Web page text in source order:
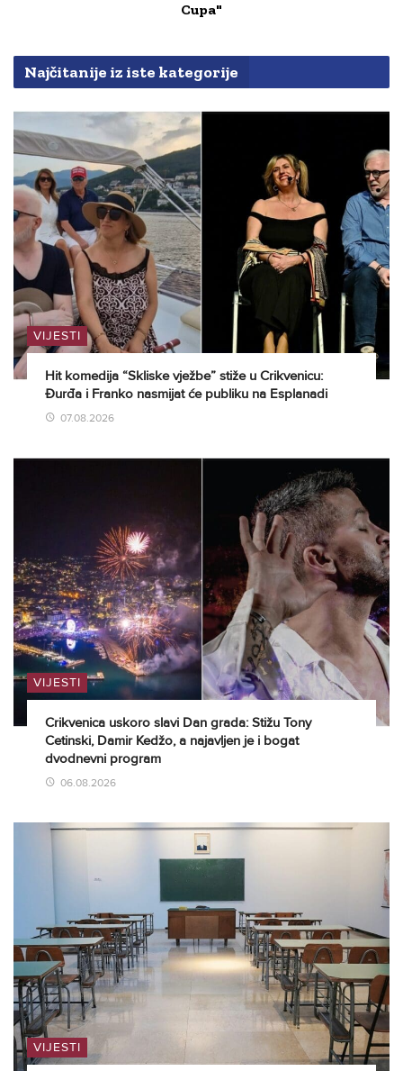
Cupa"
Najčitanije iz iste kategorije
VIJESTI
Hit komedija “Skliske vježbe” stiže u Crikvenicu:
Đurđa i Franko nasmijat će publiku na Esplanadi
07.08.2026
VIJESTI
Crikvenica uskoro slavi Dan grada: Stižu Tony
Cetinski, Damir Kedžo, a najavljen je i bogat
dvodnevni program
06.08.2026
VIJESTI